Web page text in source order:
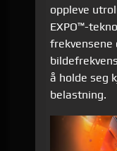
oppleve
EXPO™-
frekvensene
å holde seg
belastning.